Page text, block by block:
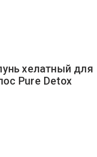
хелатный для
Pure Detox